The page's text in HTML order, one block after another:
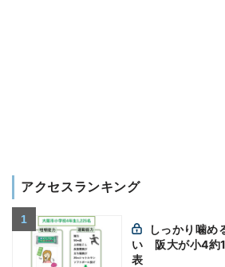
アクセスランキング
い 阪大が小4約
表